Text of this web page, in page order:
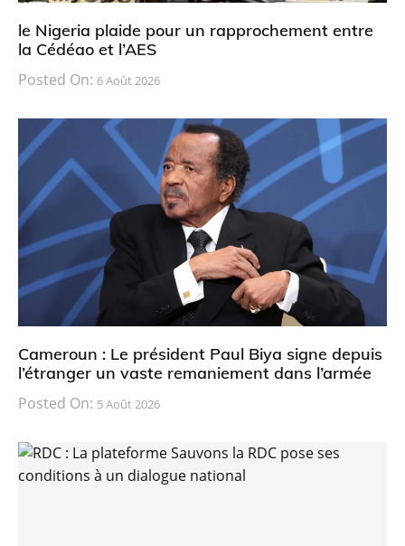
le Nigeria plaide pour un rapprochement entre
la Cédéao et l’AES
Posted On: 6 Août 2026
Cameroun : Le président Paul Biya signe depuis
l’étranger un vaste remaniement dans l’armée
Posted On: 5 Août 2026